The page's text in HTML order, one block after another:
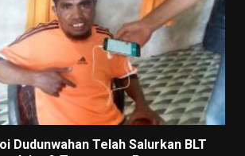
Dudunwahan Telah Salurkan BLT